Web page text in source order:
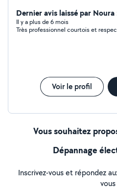
Dernier avis laissé par
Il y a plus de 6 mois
Très professionnel courtois et
Voir le profil
Vous souhaitez
Dépannage
Inscrivez-vous et répondez
vous